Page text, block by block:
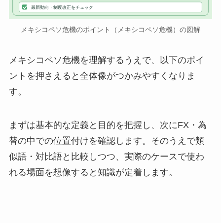
最新動向・制度改正をチェック
メキシコペソ危機のポイント（メキシコペソ危機）の図解
メキシコペソ危機を理解するうえで、以下のポイ
ントを押さえると全体像がつかみやすくなりま
す。
まずは基本的な定義と目的を把握し、次にFX・為
替の中での位置付けを確認します。そのうえで類
似語・対比語と比較しつつ、実際のケースで使わ
れる場面を想像すると知識が定着します。